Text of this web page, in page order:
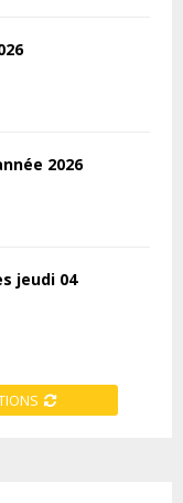
2026
jeudi 04